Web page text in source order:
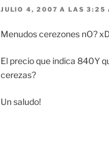
JULIO 4, 2007 A LAS 3:25
Menudos cerezones nO?
El precio que indica 840Y
cerezas?
Un saludo!